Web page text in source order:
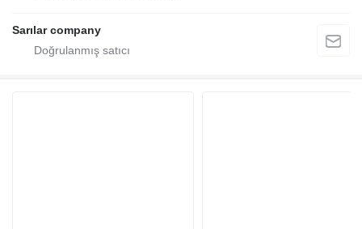
Sarılar company